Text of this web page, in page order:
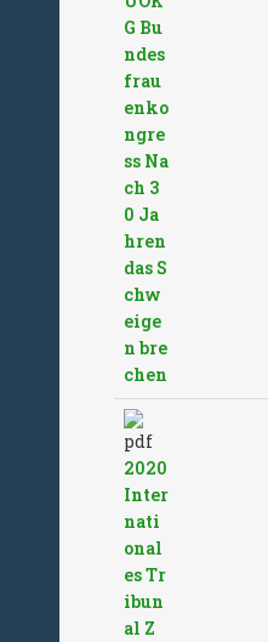
G Bu
ndes
frau
enko
ngre
ss Na
ch 3
0 Ja
hren
das S
chw
eige
n bre
chen
2020
Inter
nati
onal
es Tr
ibun
al Z